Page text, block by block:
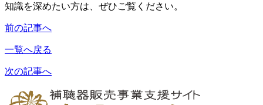
知識を深めたい方は、ぜひご覧ください。
前の記事へ
一覧へ戻る
次の記事へ